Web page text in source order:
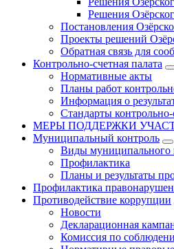
Решения
Постановления
Проекты решений
Обратная связь для
Контрольно-счетная палата
Нормативные акты
Планы работ
Информация о
Стандарты
МЕРЫ ПОДДЕРЖКИ
Муниципальный контроль
Виды муниципального
Профилактика
Планы и результаты
Профилактика
Противодействие коррупции
Новости
Декларационная
Комиссия по